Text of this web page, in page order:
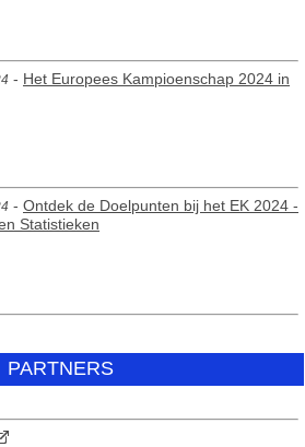
- Het Europees Kampioenschap 2024 in
- Ontdek de Doelpunten bij het EK 2024 -
Statistieken
PARTNERS